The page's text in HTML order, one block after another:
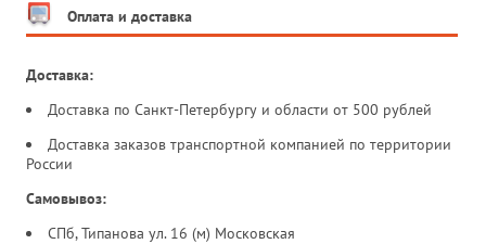
Оплата и доставка
Доставка:
Доставка по Санкт-Петербургу и области от 500 рублей
Доставка заказов транспортной компанией по территории
России
Самовывоз:
СПб, Типанова ул. 16 (м) Московская